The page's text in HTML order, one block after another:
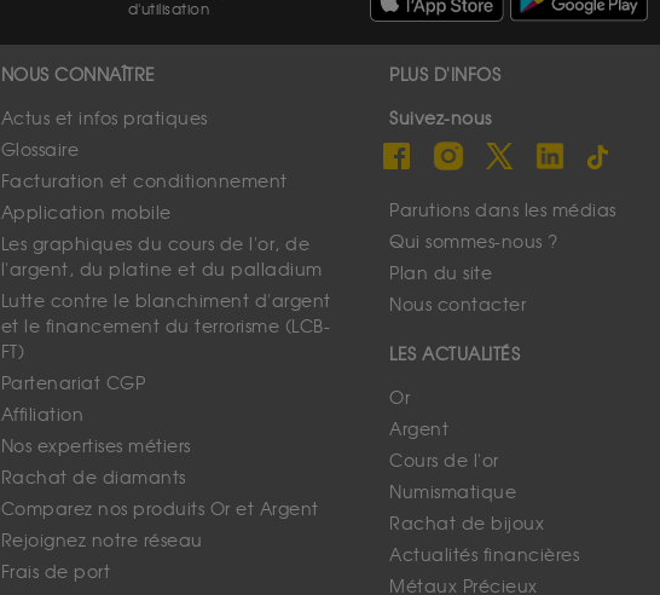
d'utilisation
NOUS CONNAÎTRE
Actus et infos pratiques
Glossaire
Facturation et conditionnement
Application mobile
Les graphiques du cours de l'or, de
l'argent, du platine et du palladium
Lutte contre le blanchiment d'argent
et le financement du terrorisme (LCB-
FT)
Partenariat CGP
Affiliation
Nos expertises métiers
Rachat de diamants
Comparez nos produits Or et Argent
Rejoignez notre réseau
Frais de port
PLUS D'INFOS
Suivez-nous
Parutions dans les médias
Qui sommes-nous ?
Plan du site
Nous contacter
LES ACTUALITÉS
Or
Argent
Cours de l'or
Numismatique
Rachat de bijoux
Actualités financières
Métaux Précieux